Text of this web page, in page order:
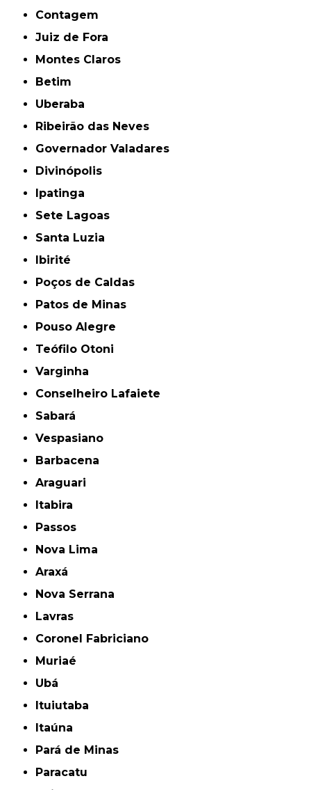
Contagem
Juiz de Fora
Montes Claros
Betim
Uberaba
Ribeirão das Neves
Governador Valadares
Divinópolis
Ipatinga
Sete Lagoas
Santa Luzia
Ibirité
Poços de Caldas
Patos de Minas
Pouso Alegre
Teófilo Otoni
Varginha
Conselheiro Lafaiete
Sabará
Vespasiano
Barbacena
Araguari
Itabira
Passos
Nova Lima
Araxá
Nova Serrana
Lavras
Coronel Fabriciano
Muriaé
Ubá
Ituiutaba
Itaúna
Pará de Minas
Paracatu